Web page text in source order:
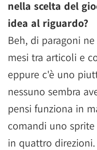
nella scelta del
idea al riguardo?
Beh, di paragoni
mesi tra articoli e
eppure c'è uno
nessuno sembra
pensi funziona in
comandi uno
in quattro